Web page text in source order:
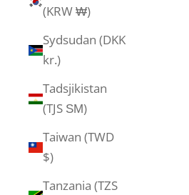
(KRW ₩)
Sydsudan (DKK
kr.)
Tadsjikistan
(TJS ЅМ)
Taiwan (TWD
$)
Tanzania (TZS